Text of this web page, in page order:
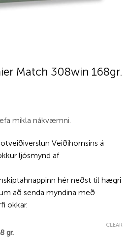
Match 308win 168gr.
mikla nákvæmni.
Veiðihornsins á
ljósmynd af
hér neðst til hægri
að senda myndina með
okkar.
gr.
CLEAR